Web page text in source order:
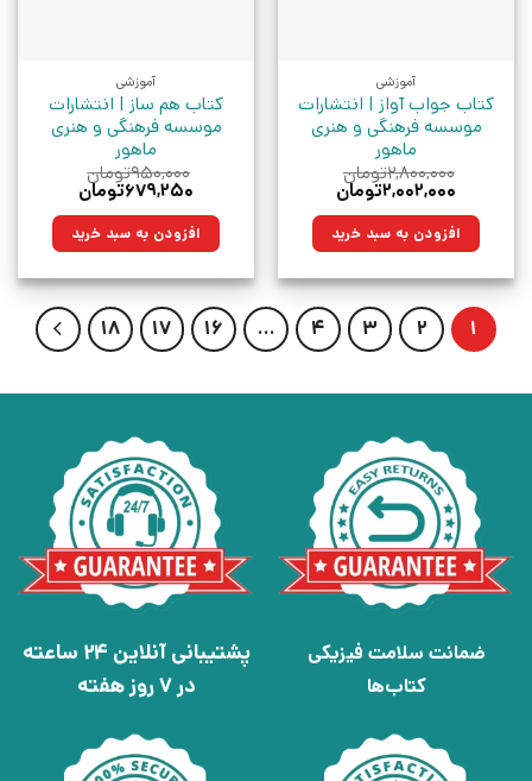
آموزشی
کتاب جواب آواز | انتشارات
موسسه فرهنگی و هنری
ماهور
۲,۸۰۰,۰۰۰تومان
قیمت
۲,۸۰۰,۰۰۰تومان
بود.
۲,۰۰۲,۰۰۰تومان
۲,۰۰۲,۰۰۰تومان.افزودن به سبد خرید
آموزشی
کتاب هم ساز | انتشارات
موسسه فرهنگی و هنری
ماهور
۹۵۰,۰۰۰تومان
قیمت
۹۵۰,۰۰۰تومان
بود.
۶۷۹,۲۵۰تومان
۶۷۹,۲۵۰تومان.افزودن به سبد خرید
1
2
3
4
…
16
17
18
ضمانت سلامت فیزیکی
کتاب‌ها
پشتیبانی آنلاین 24 ساعته
در 7 روز هفته